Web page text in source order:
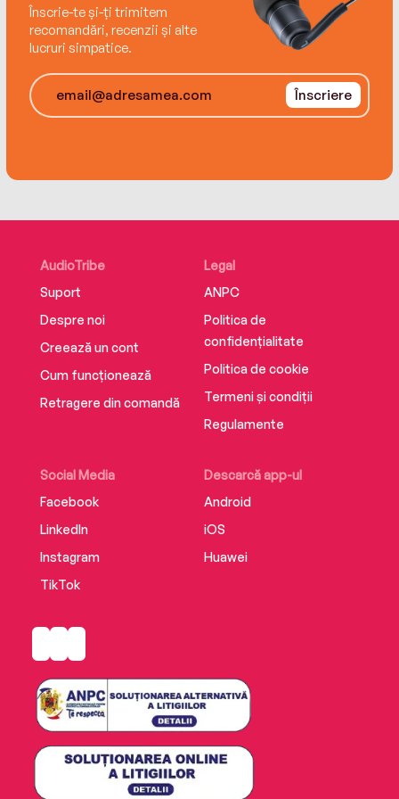
‘Pure comfort – warmth and cosiness exude
Johnson
Înscrie-te și-ți trimitem
recomandări, recenzii și alte
lucruri simpatice.
Înscriere
AudioTribe
Suport
Despre noi
Creează un cont
Cum funcționează
Retragere din comandă
Social Media
Facebook
LinkedIn
Instagram
TikTok
Descarcă app-ul
Android
iOS
Huawei
Legal
ANPC
Politica de
confidențialitate
Politica de cookie
Termeni și condiții
Regulamente